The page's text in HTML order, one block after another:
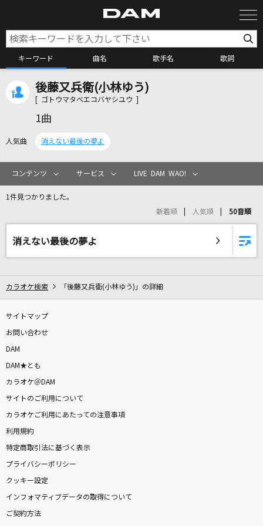
キーワード 曲名 歌手名 歌詞
カラオケ検索
カラオケリクエスト
リアルタイムで歌われている曲の一覧
Mrs. GREEN APPLE
雫
夏祭り
Whiteberry
[生音]恋
back number
後藤又兵衛(小林ゆう)
[ ゴトウマタベエコバヤシユウ ]
1曲
人気曲 消えない最後の夢よ
コンテンツ サービス LIVE DAM WAO!
1件見つかりました。
新着順 人気順 50音順
消えない最後の夢よ
カラオケ検索 「後藤又兵衛(小林ゆう)」の詳細
サイトマップ
お問い合わせ
DAM
DAM★とも
カラオケ＠DAM
サイトのご利用について
カラオケご利用にあたっての注意事項
利用規約
特定商取引法に基づく表示
プライバシーポリシー
クッキー設定
インフォマティブデータの取得について
ご契約方法